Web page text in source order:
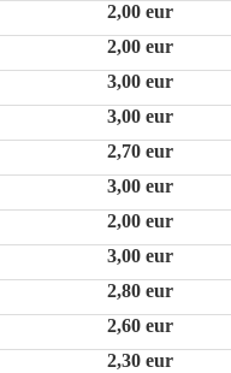
2,00 eur
2,00 eur
3,00 eur
3,00 eur
2,70 eur
3,00 eur
2,00 eur
3,00 eur
2,80 eur
2,60 eur
2,30 eur